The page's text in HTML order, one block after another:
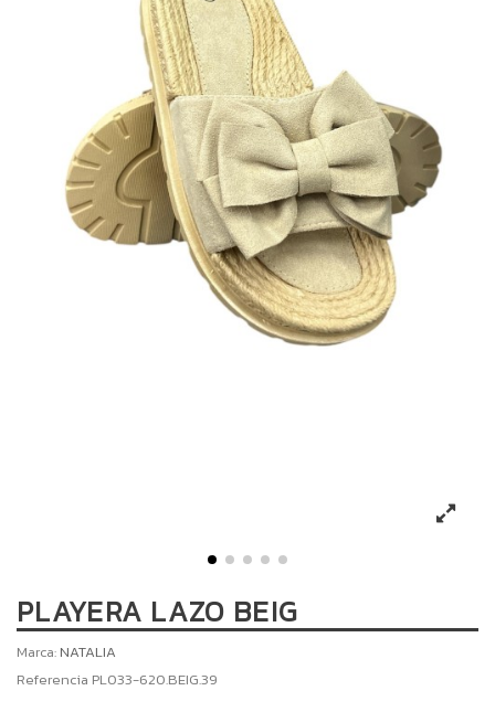
PLAYERA LAZO BEIG
Marca: NATALIA
Referencia PL033-620.BEIG.39